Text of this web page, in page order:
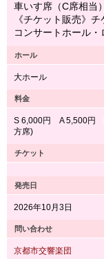
車いす席（C席相当
《チケット販売》
コンサートホール
ホール
大ホール
料金
S 6,000円 A 5,500円
方席)
チケット
発売日
2026年10月3日
問い合わせ
京都市交響楽団